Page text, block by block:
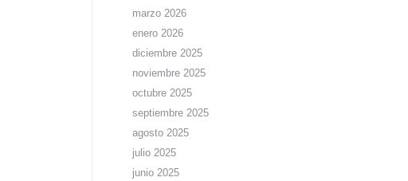
marzo 2026
enero 2026
diciembre 2025
noviembre 2025
octubre 2025
septiembre 2025
agosto 2025
julio 2025
junio 2025